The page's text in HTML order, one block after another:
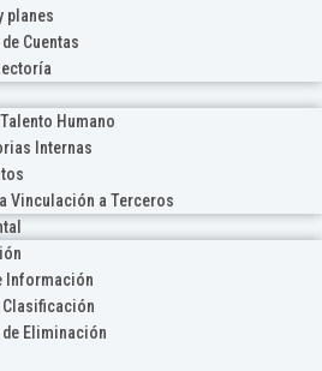
planes
Cuentas
Humano
Internas
Vinculación a Terceros
Información
Clasificación
de Eliminación